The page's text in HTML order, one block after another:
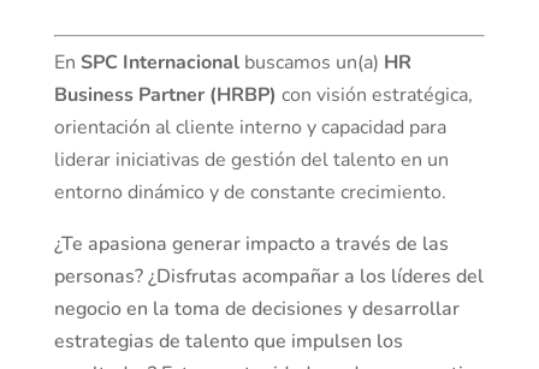
En SPC Internacionalbuscamos un(a) HR
Business Partner (HRBP) con visión estratégica,
orientación al cliente interno y capacidad para
liderar iniciativas de gestión del talento en un
entorno dinámico y de constante crecimiento.
¿Te apasiona generar impacto a través de las
personas? ¿Disfrutas acompañar a los líderes del
negocio en la toma de decisiones y desarrollar
estrategias de talento que impulsen los